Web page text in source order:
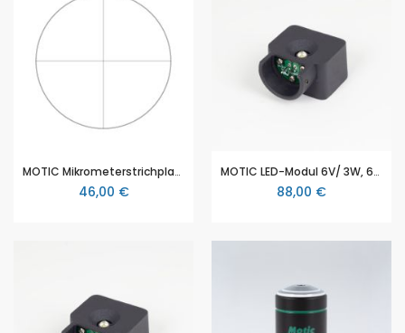
MOTIC Mikrometerstrichplatte, Strichplatte Fadenkreuz (Ø25mm)
46,00 €
MOTIC LED-Modul 6V/ 3W, 6000°K+/- 300°K (für MOTIC AE 3000, AE31E)
88,00 €